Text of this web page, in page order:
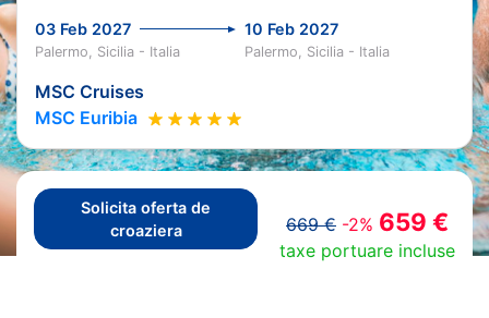
03 Feb 2027 10 Feb 2027
Palermo, Sicilia - Italia Palermo, Sicilia - Italia
MSC Cruises
MSC Euribia
Solicita oferta de
croaziera
669 € -2% 659 €
taxe portuare incluse